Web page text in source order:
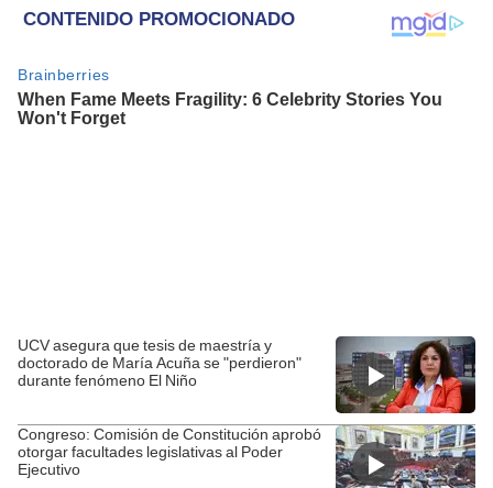
UCV asegura que tesis de maestría y
doctorado de María Acuña se "perdieron"
durante fenómeno El Niño
Congreso: Comisión de Constitución aprobó
otorgar facultades legislativas al Poder
Ejecutivo